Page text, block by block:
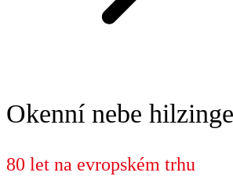
Okenní nebe
80 let na evropském trhu